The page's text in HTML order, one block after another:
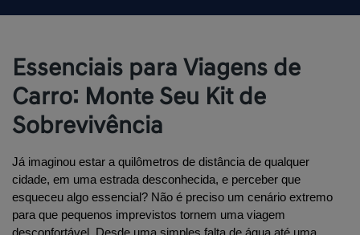
Essenciais para Viagens de
Carro: Monte Seu Kit de
Sobrevivência
Já imaginou estar a quilômetros de distância de qualquer
cidade, em uma estrada desconhecida, e perceber que
esqueceu algo essencial? Não é preciso um cenário extremo
para que pequenos imprevistos tornem uma viagem